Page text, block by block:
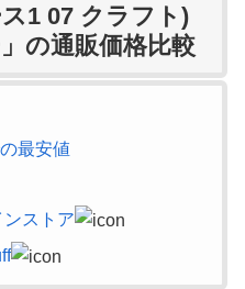
1 07 クラフト)
の通販価格比較
最安値
ンストア